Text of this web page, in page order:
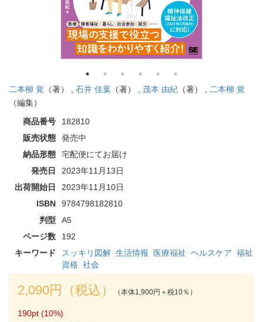
二本柳 覚 （著） , 石井 佳葉 （著） , 茂本 由紀 （著） ,
二本柳 覚
（編集）
商品番号
182810
販売状態
発売中
納品形態
宅配便にてお届け
発売日
2023年11月13日
出荷開始日
2023年11月10日
ISBN
9784798182810
判型
A5
ページ数
192
キーワード
スッキリ図解 生活情報 医療福祉 ヘルスケア 福祉
資格 社会
2,090円（税込） （本体1,900円＋税10％）
190pt (10%)